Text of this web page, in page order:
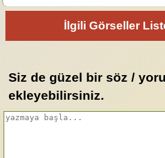
İlgili Görseller
Siz de güzel bir söz /
ekleyebilirsiniz.